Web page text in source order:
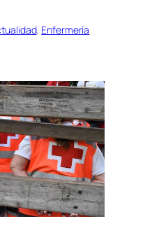
, Enfermería